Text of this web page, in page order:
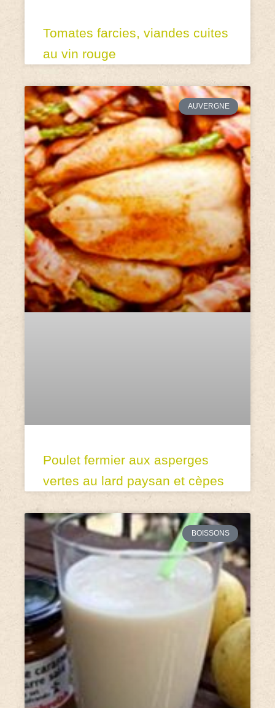
Tomates farcies, viandes cuites
au vin rouge
AUVERGNE
Poulet fermier aux asperges
vertes au lard paysan et cèpes
BOISSONS